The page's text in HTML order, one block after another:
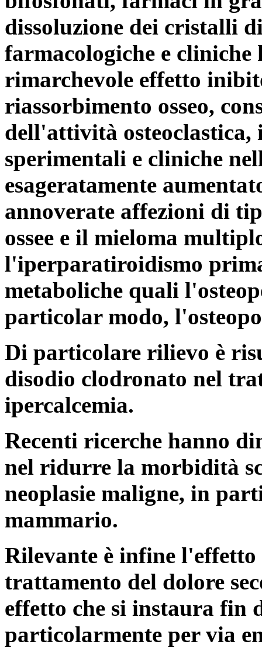
dissoluzione dei cristalli
farmacologiche e
rimarchevole effetto
riassorbimento osseo,
dell'attività
sperimentali e cliniche
esageratamente
annoverate affezioni di
ossee e il mieloma
l'iperparatiroidismo
metaboliche quali
particolar modo,
Di particolare rilievo è
disodio clodronato nel
ipercalcemia.
Recenti ricerche hanno
nel ridurre la morbidità
neoplasie maligne, in
mammario.
Rilevante è infine
trattamento del dolore
effetto che si instaura
particolarmente per via